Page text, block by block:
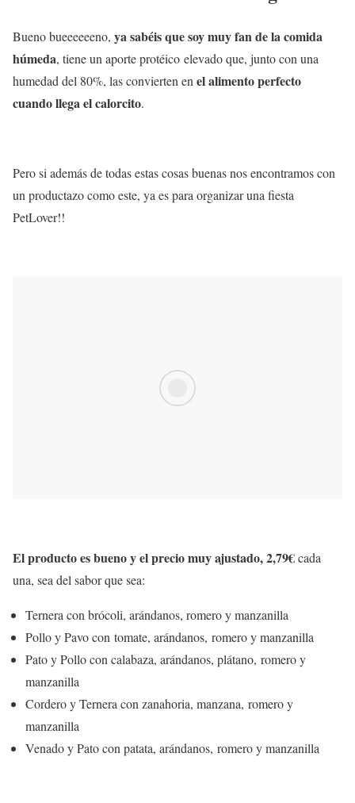
Bueno bueeeeeeno, ya sabéis que soy muy fan de la comida
húmeda, tiene un aporte protéico elevado que, junto con una
humedad del 80%, las convierten enel alimento perfecto
cuando llega el calorcito.
Pero si además de todas estas cosas buenas nos encontramos con
un productazo como este, ya es para organizar una fiesta
PetLover!!
El producto es bueno y el precio muy ajustado, 2,79€cada
una, sea del sabor que sea:
Ternera con brócoli, arándanos, romero y manzanilla
Pollo y Pavo con tomate, arándanos, romero y manzanilla
Pato y Pollo con calabaza, arándanos, plátano, romero y
manzanilla
Cordero y Ternera con zanahoria, manzana, romero y
manzanilla
Venado y Pato con patata, arándanos, romero y manzanilla